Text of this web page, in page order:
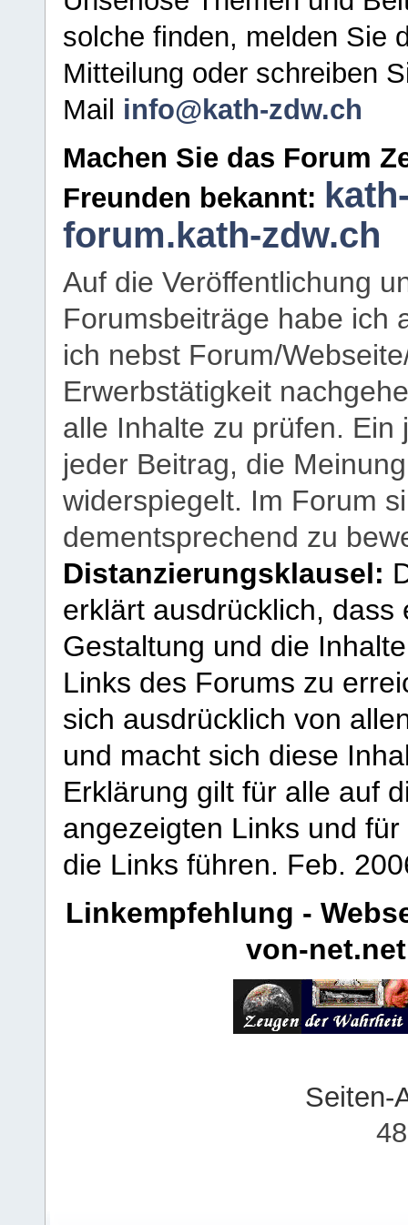
solche finden, melden Sie
Mitteilung oder schreiben
Mail info@kath-zdw.ch
Machen Sie das Forum
Freunden bekannt:
forum.kath-zdw.ch
Auf die Veröffentlichung
Forumsbeiträge habe ich
ich nebst Forum/
Erwerbstätigkeit
alle Inhalte zu prüfen.
jeder Beitrag, die
widerspiegelt. Im Forum
dementsprechend zu
Distanzierungsklausel:
erklärt ausdrücklich,
Gestaltung und die
Links des Forums zu
sich ausdrücklich von
und macht sich diese
Erklärung gilt für alle auf
angezeigten Links und
die Links führen. Feb.
Linkempfehlung -
von-net.net
Seiten-